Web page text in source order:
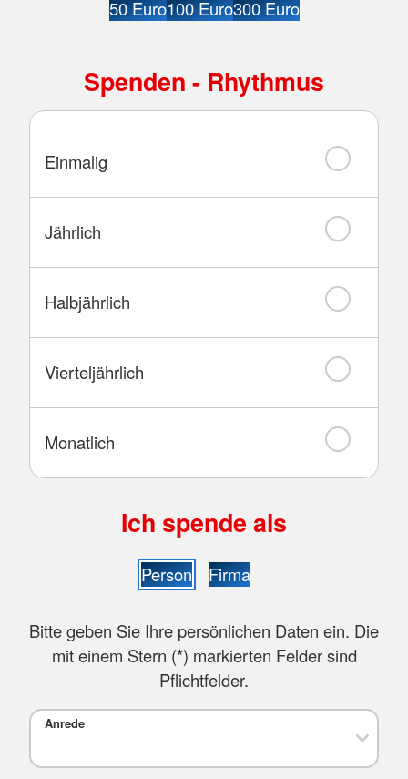
50 Euro100 Euro300 Euro
Spenden - Rhythmus
Einmalig
Jährlich
Halbjährlich
Vierteljährlich
Monatlich
Ich spende als
Person Firma
Bitte geben Sie Ihre persönlichen Daten ein. Die
mit einem Stern (*) markierten Felder sind
Pflichtfelder.
Anrede